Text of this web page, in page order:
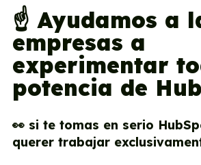
☝️ Ayudamos a
empresas a
experimentar
potencia de
👀 si te tomas en serio
querer trabajar